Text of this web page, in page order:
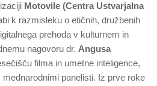
Motovile (Centra Ustvarjalna
k razmisleku o etičnih, družbenih
prehoda v kulturnem in
nagovoru dr. Angusa
filma in umetne inteligence,
panelisti. Iz prve roke